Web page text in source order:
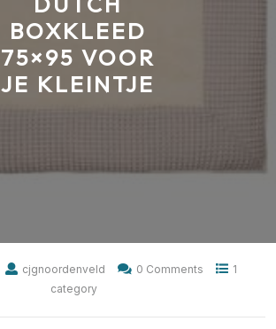
BOXKLEED
75×95 VOOR
JE KLEINTJE
cjgnoordenveld 0 Comments
1
category